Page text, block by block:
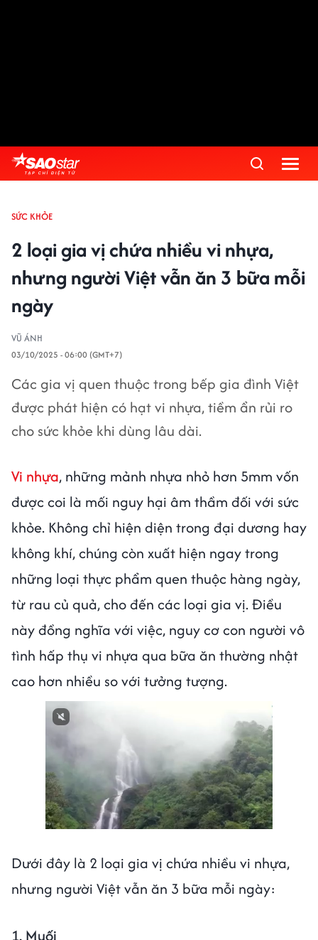
SỨC KHỎE
2 loại gia vị chứa nhiều vi nhựa,
nhưng người Việt vẫn ăn 3 bữa mỗi
ngày
VŨ ÁNH
03/10/2025 - 06:00 (GMT+7)
Các gia vị quen thuộc trong bếp gia đình Việt
được phát hiện có hạt vi nhựa, tiềm ẩn rủi ro
cho sức khỏe khi dùng lâu dài.
Vi nhựa, những mảnh nhựa nhỏ hơn 5mm vốn
được coi là mối nguy hại âm thầm đối với sức
khỏe. Không chỉ hiện diện trong đại dương hay
không khí, chúng còn xuất hiện ngay trong
những loại thực phẩm quen thuộc hàng ngày,
từ rau củ quả, cho đến các loại gia vị. Điều
này đồng nghĩa với việc, nguy cơ con người vô
tình hấp thụ vi nhựa qua bữa ăn thường nhật
cao hơn nhiều so với tưởng tượng.
Dưới đây là 2 loại gia vị chứa nhiều vi nhựa,
nhưng người Việt vẫn ăn 3 bữa mỗi ngày:
1. Muối